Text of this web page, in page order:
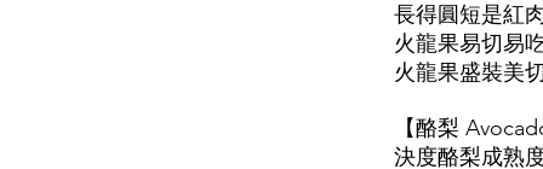
長得圓短是紅
火龍果易切易
火龍果盛裝美
【酪梨
決度酪梨成熟